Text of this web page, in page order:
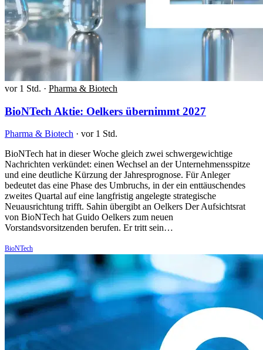
vor 1 Std. · Pharma & Biotech
BioNTech Aktie: Oelkers übernimmt 2027
Pharma & Biotech · vor 1 Std.
BioNTech hat in dieser Woche gleich zwei schwergewichtige
Nachrichten verkündet: einen Wechsel an der Unternehmensspitze
und eine deutliche Kürzung der Jahresprognose. Für Anleger
bedeutet das eine Phase des Umbruchs, in der ein enttäuschendes
zweites Quartal auf eine langfristig angelegte strategische
Neuausrichtung trifft. Sahin übergibt an Oelkers Der Aufsichtsrat
von BioNTech hat Guido Oelkers zum neuen
Vorstandsvorsitzenden berufen. Er tritt sein…
BioNTech